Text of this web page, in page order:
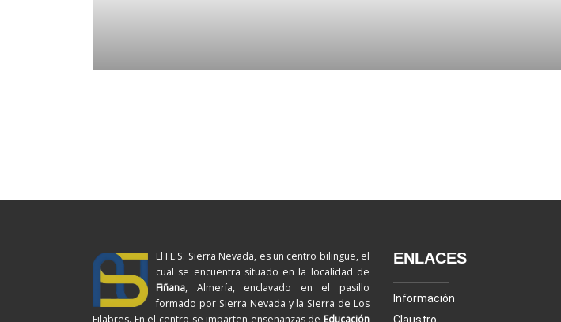
El I.E.S. Sierra Nevada, es un centro bilingüe, el
cual se encuentra situado en la localidad de
Fiñana, Almería, enclavado en el pasillo
formado por Sierra Nevada y la Sierra de Los
ENLACES
Información
Claustro